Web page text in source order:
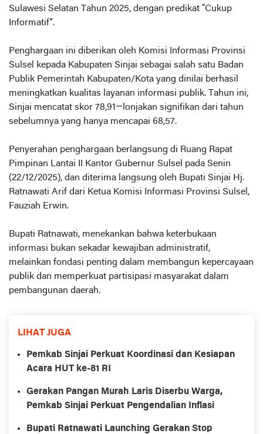
Sulawesi Selatan Tahun 2025, dengan predikat “Cukup
Informatif”.
Penghargaan ini diberikan oleh Komisi Informasi Provinsi
Sulsel kepada Kabupaten Sinjai sebagai salah satu Badan
Publik Pemerintah Kabupaten/Kota yang dinilai berhasil
meningkatkan kualitas layanan informasi publik. Tahun ini,
Sinjai mencatat skor 78,91—lonjakan signifikan dari tahun
sebelumnya yang hanya mencapai 68,57.
Penyerahan penghargaan berlangsung di Ruang Rapat
Pimpinan Lantai II Kantor Gubernur Sulsel pada Senin
(22/12/2025), dan diterima langsung oleh Bupati Sinjai Hj.
Ratnawati Arif dari Ketua Komisi Informasi Provinsi Sulsel,
Fauziah Erwin.
Bupati Ratnawati, menekankan bahwa keterbukaan
informasi bukan sekadar kewajiban administratif,
melainkan fondasi penting dalam membangun kepercayaan
publik dan memperkuat partisipasi masyarakat dalam
pembangunan daerah.
LIHAT JUGA
Pemkab Sinjai Perkuat Koordinasi dan Kesiapan
Acara HUT ke-81 RI
Gerakan Pangan Murah Laris Diserbu Warga,
Pemkab Sinjai Perkuat Pengendalian Inflasi
Bupati Ratnawati Launching Gerakan Stop